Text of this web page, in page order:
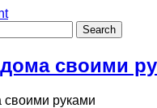
своими
своими руками